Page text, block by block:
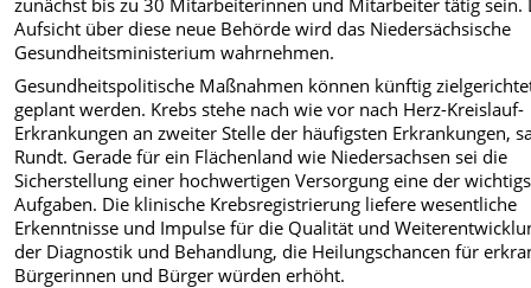
Aufsicht über diese neue Behörde wird das Niedersächsische
Gesundheitsministerium wahrnehmen.
Gesundheitspolitische Maßnahmen können künftig
geplant werden. Krebs stehe nach wie vor nach Herz-Kreislauf-
Erkrankungen an zweiter Stelle der häufigsten Er­krankungen,
Rundt. Gerade für ein Flächenland wie Niedersachsen sei die
Sicherstel­lung einer hochwertigen Versorgung eine der
Aufgaben. Die klinische Krebsre­gistrierung liefere wesentliche
Erkenntnisse und Impulse für die Qualität und
der Diagnostik und Behandlung, die Heilungschancen für
Bürgerinnen und Bürger würden erhöht.